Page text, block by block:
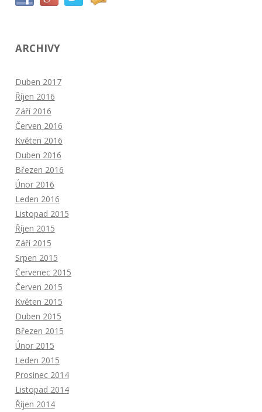
ARCHIVY
Duben 2017
Říjen 2016
Září 2016
Červen 2016
Květen 2016
Duben 2016
Březen 2016
Únor 2016
Leden 2016
Listopad 2015
Říjen 2015
Září 2015
Srpen 2015
Červenec 2015
Červen 2015
Květen 2015
Duben 2015
Březen 2015
Únor 2015
Leden 2015
Prosinec 2014
Listopad 2014
Říjen 2014